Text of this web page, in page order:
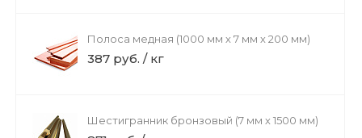
Полоса медная (1000 мм х 7 мм х 200 мм)
387 руб. / кг
Шестигранник бронзовый (7 мм х 1500 мм)